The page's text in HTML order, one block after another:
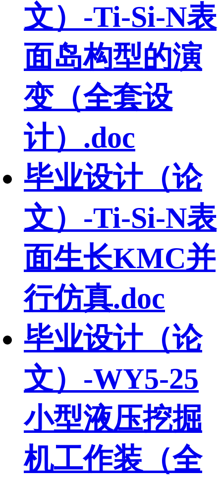
文）-Ti-Si-N表
面岛构型的演
变（全套设
计）.doc
毕业设计（论
文）-Ti-Si-N表
面生长KMC并
行仿真.doc
毕业设计（论
文）-WY5-25
小型液压挖掘
机工作装（全